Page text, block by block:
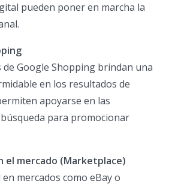
pueden poner en marcha la
de Google Shopping brindan una
en los resultados de
apoyarse en las
para promocionar
el mercado (Marketplace)
mercados como eBay o